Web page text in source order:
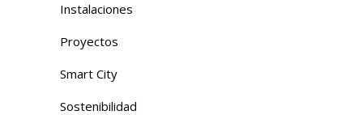
Instalaciones
Proyectos
Smart City
Sostenibilidad